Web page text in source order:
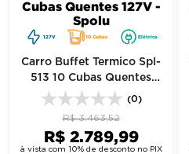
127V 10 Cubas Elétrica
Carro Buffet Termico Spl-
513 10 Cubas Quentes
127V - Spolu
(0)
R$ 3.463,52
R$ 2.789,99
à vista com 10% de desconto no PIX